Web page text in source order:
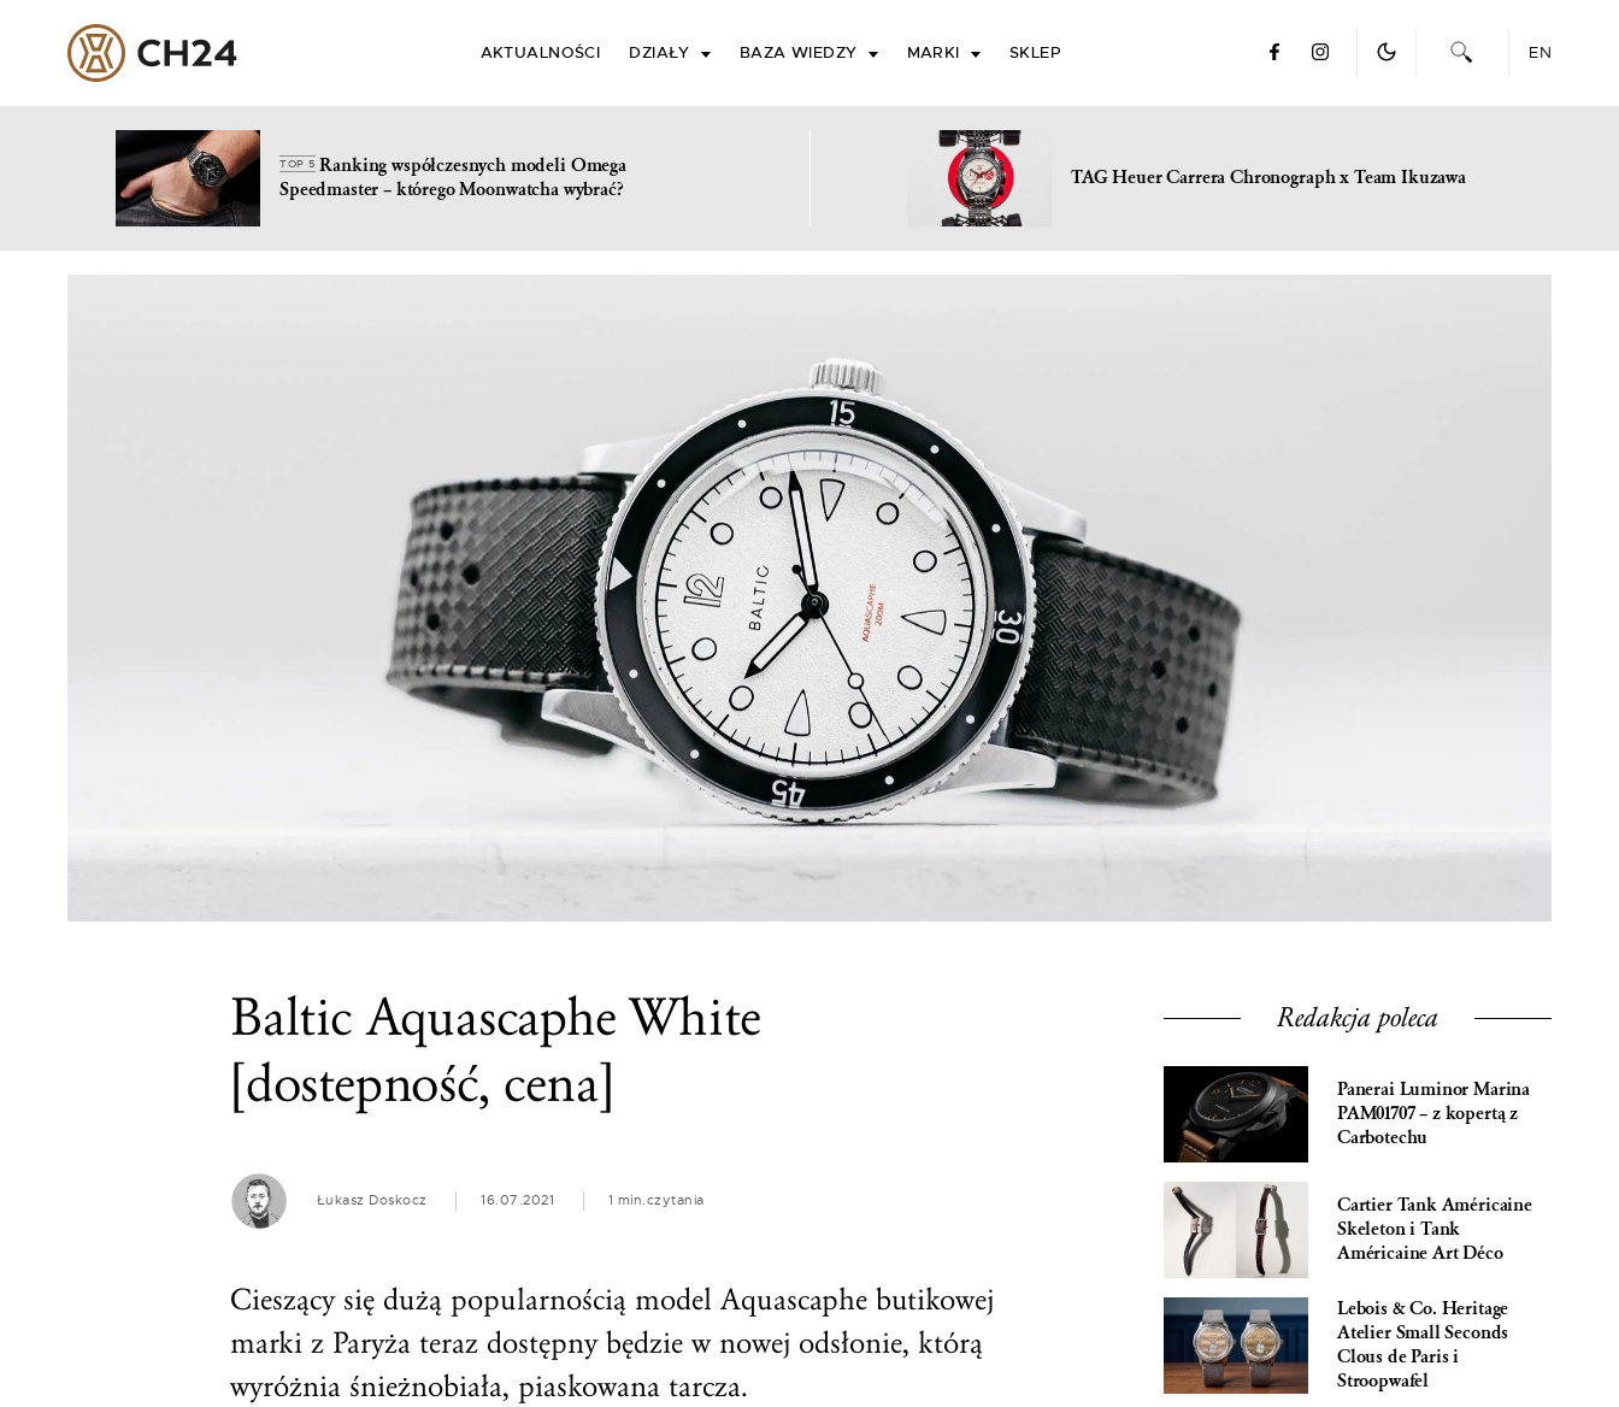
AKTUALNOŚCI DZIAŁY BAZA WIEDZY MARKI SKLEP EN
TOP 5Ranking współczesnych modeli Omega
Speedmaster – którego Moonwatcha wybrać?
TAG Heuer Carrera Chronograph x Team Ikuzawa
Baltic Aquascaphe White
[dostepność, cena]
Łukasz Doskocz 16.07.2021 1 min.czytania
Cieszący się dużą popularnością model Aquascaphe butikowej
marki z Paryża teraz dostępny będzie w nowej odsłonie, którą
wyróżnia śnieżnobiała, piaskowana tarcza.
Redakcja poleca
Panerai Luminor Marina
PAM01707 – z kopertą z
Carbotechu
Cartier Tank Américaine
Skeleton i Tank
Américaine Art Déco
Lebois & Co. Heritage
Atelier Small Seconds
Clous de Paris i
Stroopwafel